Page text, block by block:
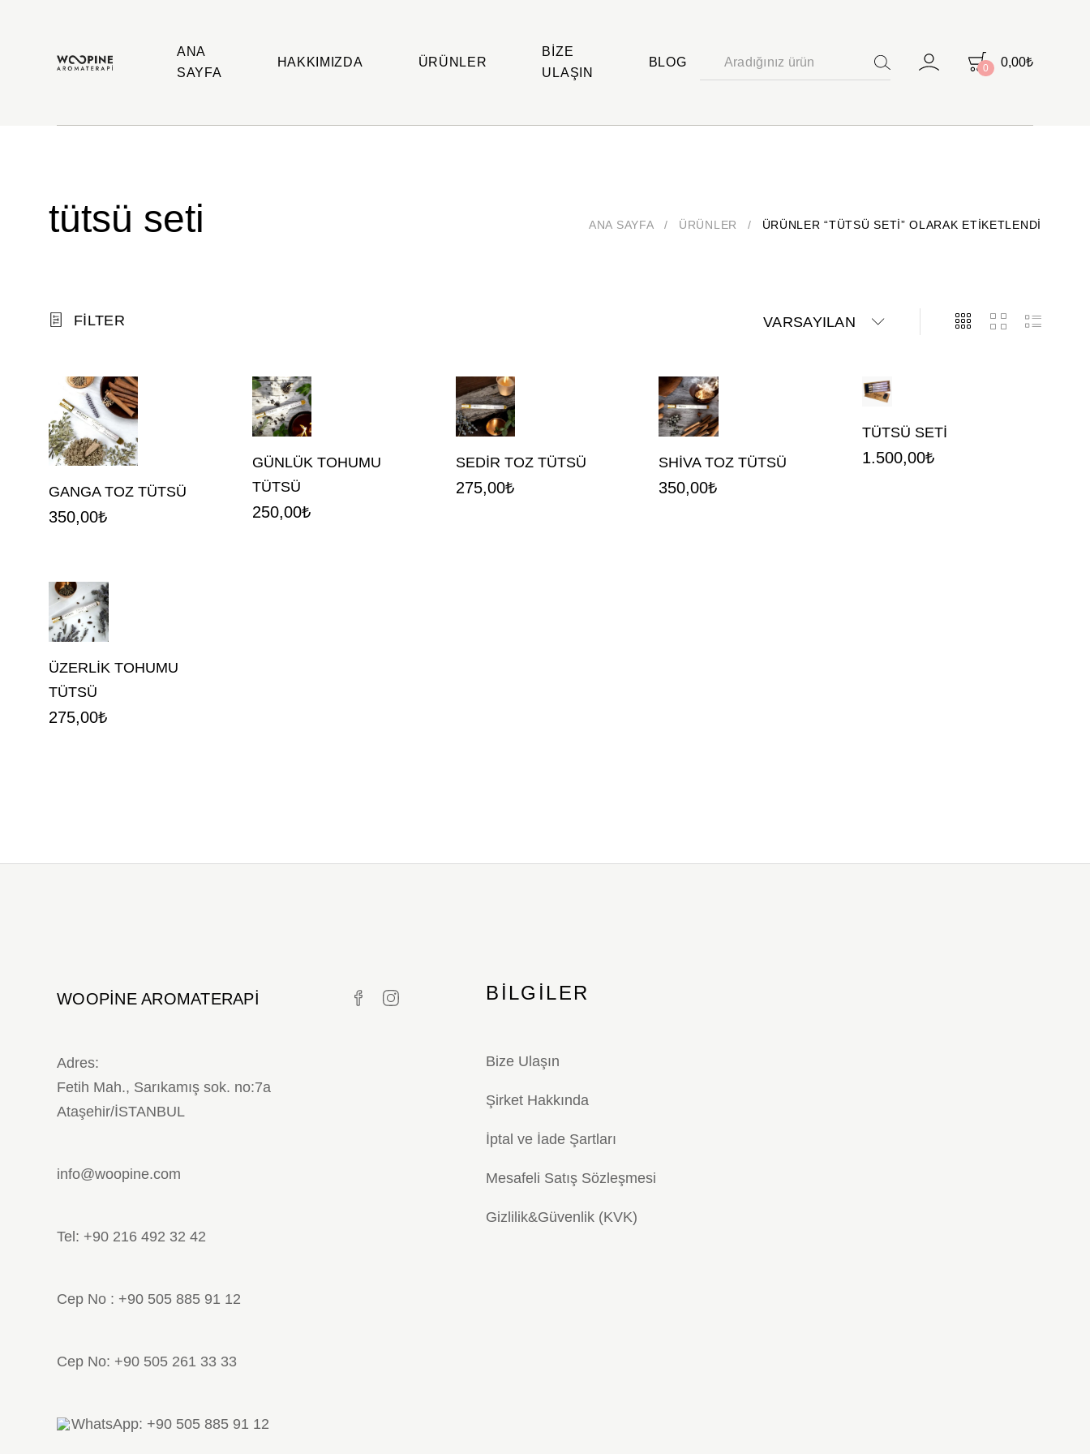
ANA
SAYFA
HAKKIMIZDA ÜRÜNLER
BIZE
ULAŞIN
BLOG 0 0,00₺
ANA SAYFA / ÜRÜNLER / ÜRÜNLER “TÜTSÜ SETI” OLARAK ETIKETLENDI
tütsü seti
FILTER VARSAYILAN
GANGA TOZ TÜTSÜ
350,00₺
GÜNLÜK TOHUMU
TÜTSÜ
250,00₺
SEDİR TOZ TÜTSÜ
275,00₺
SHİVA TOZ TÜTSÜ
350,00₺
TÜTSÜ SETİ
1.500,00₺
ÜZERLİK TOHUMU
TÜTSÜ
275,00₺
WOOPINE AROMATERAPI
Adres:
Fetih Mah., Sarıkamış sok. no:7a
Ataşehir/İSTANBUL
info@woopine.com
Tel: +90 216 492 32 42
Cep No : +90 505 885 91 12
Cep No: +90 505 261 33 33
WhatsApp: +90 505 885 91 12
BILGILER
Bize Ulaşın
Şirket Hakkında
İptal ve İade Şartları
Mesafeli Satış Sözleşmesi
Gizlilik&Güvenlik (KVK)